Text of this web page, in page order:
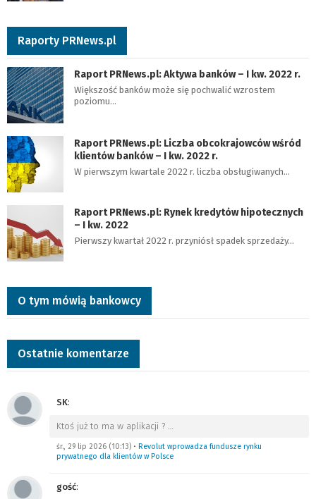
Raporty PRNews.pl
Raport PRNews.pl: Aktywa banków – I kw. 2022 r.
Większość banków może się pochwalić wzrostem
poziomu…
Raport PRNews.pl: Liczba obcokrajowców wśród
klientów banków – I kw. 2022 r.
W pierwszym kwartale 2022 r. liczba obsługiwanych…
Raport PRNews.pl: Rynek kredytów hipotecznych
– I kw. 2022
Pierwszy kwartał 2022 r. przyniósł spadek sprzedaży…
O tym mówią bankowcy
Ostatnie komentarze
SK:
Ktoś już to ma w aplikacji ? …
śr., 29 lip 2026 (10:13) • Revolut wprowadza fundusze rynku
prywatnego dla klientów w Polsce
gość: